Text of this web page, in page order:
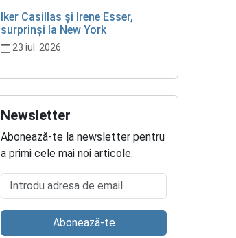
Iker Casillas și Irene Esser,
surprinși la New York
23 iul. 2026
Newsletter
Abonează-te la newsletter pentru
a primi cele mai noi articole.
Introdu adresa de email
Abonează-te